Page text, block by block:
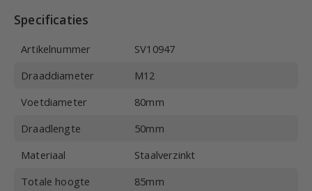
Specificaties
Artikelnummer
SV10947
Draaddiameter
M12
Voetdiameter
80mm
Draadlengte
50mm
Materiaal
Staalverzinkt
Totale hoogte
85mm